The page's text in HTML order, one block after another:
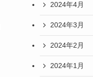
2024年4月
2024年3月
2024年2月
2024年1月